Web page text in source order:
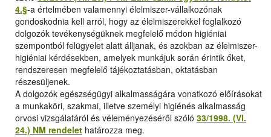
4.§-a értelmében valamennyi élelmiszer-vállalkozónak
gondoskodnia kell arról, hogy az élelmiszerekkel foglalkozó
dolgozók tevékenységüknek megfelelő módon higiéniai
szempontból felügyelet alatt álljanak, és azokban az élelmiszer-
higiéniai kérdésekben, amelyek munkájuk során érintik őket,
rendszeresen megfelelő tájékoztatásban, oktatásban
részesüljenek.
A dolgozók egészségügyi alkalmasságára vonatkozó előírásokat
a munkaköri, szakmai, illetve személyi higiénés alkalmasság
orvosi vizsgálatáról és véleményezéséről szóló 33/1998. (VI.
24.) NM rendelet határozza meg.